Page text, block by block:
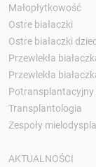
Małopłytkowość
Ostre białaczki
Ostre białaczki
Przewlekła
Przewlekła
Potransplantacyjny
Transplantologia
Zespoły
AKTUALNOŚCI